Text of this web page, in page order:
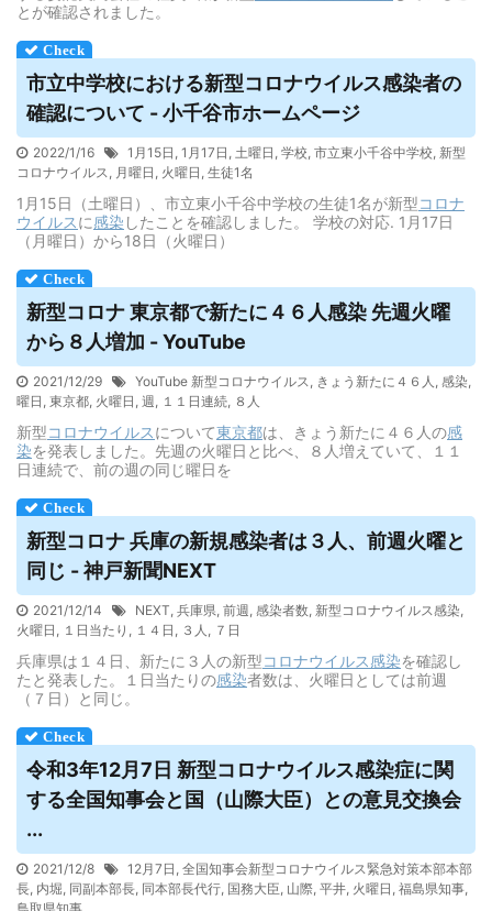
とが確認されました。
市立中学校における新型コロナウイルス感染者の
確認について - 小千谷市ホームページ
2022/1/16 1月15日 , 1月17日 , 土曜日 , 学校, 市立東小千谷中学校, 新型
コロナウイルス, 月曜日 , 火曜日 , 生徒1名
1月15日（土曜日）、市立東小千谷中学校の生徒1名が新型コロナ
ウイルスに感染 したことを確認しました。 学校の対応. 1月17日
（月曜日）から18日（火曜日）
新型コロナ 東京都で新たに４６人感染 先週火曜
から８人増加 - YouTube
2021/12/29 YouTube 新型コロナウイルス, きょう新たに４６人 , 感染,
曜日 , 東京都, 火曜日 , 週, １１日連続, ８人
新型コロナウイルスについて東京都は、きょう新たに４６人の感
染を発表しました。先週の火曜日と比べ、８人増えていて、１１
日連続で、前の週の同じ曜日を
新型コロナ 兵庫の新規感染者は３人、前週火曜と
同じ - 神戸新聞NEXT
2021/12/14 NEXT, 兵庫県, 前週, 感染者数, 新型コロナウイルス感染,
火曜日 , １日当たり , １４日 , ３人 , ７日
兵庫県は１４日、新たに３人の新型コロナウイルス感染を確認し
たと発表した。１日当たりの感染者数は、火曜日としては前週
（７日）と同じ。
令和3年12月7日 新型コロナウイルス感染症に関
する全国知事会と国（山際大臣）との意見交換会
...
2021/12/8 12月7日 , 全国知事会新型コロナウイルス緊急対策本部本部
長, 内堀, 同副本部長, 同本部長代行, 国務大臣, 山際, 平井, 火曜日 , 福島県知事,